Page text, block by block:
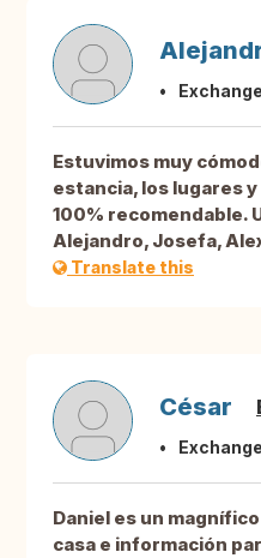
Estuvimos muy
estancia, los lugares
100% recomendable.
Alejandro, Josefa,
Translate this
César
Daniel es un
casa e información